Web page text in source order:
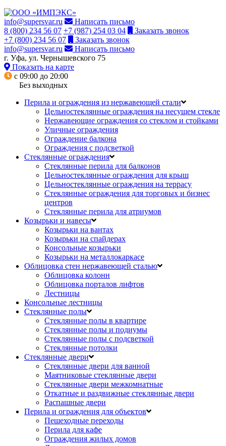
info@supersvar.ru
Написать письмо
8 (800) 234 56 07 +7 (987) 254 03 04
Заказать звонок
+7 (800) 234 56 07
Заказать звонок
info@supersvar.ru
Написать письмо
г. Уфа, ул. Чернышевского 75
Показать на карте
с 09:00 до 20:00
Без выходных
Перила и ограждения из нержавеющей стали
Цельностеклянные ограждения на несущем стекле
Нержавеющие ограждения со стеклом и стойками
Уличные ограждения
Ограждение балкона
Ограждения с подсветкой
Стеклянные ограждения
Стеклянные перила для балконов
Цельностеклянные ограждения для крыш
Цельностеклянные ограждения на террасу
Стеклянные ограждения для торговых и бизнес
центров
Стеклянные перила для атриумов
Козырьки и навесы
Козырьки на вантах
Козырьки на спайдерах
Консольные козырьки
Козырьки на металлокаркасе
Облицовка стен нержавеющей сталью
Облицовка колонн
Облицовка порталов лифтов
Лестницы
Консольные лестницы
Стеклянные полы
Стеклянные полы в квартире
Стеклянные полы и подиумы
Стеклянные полы с подсветкой
Стеклянные потолки
Стеклянные двери
Стеклянные двери для ванной
Маятниковые стеклянные двери
Стеклянные двери межкомнатные
Откатные и раздвижные стеклянные двери
Распашные двери
Перила и ограждения для объектов
Пешеходные переходы
Перила для кафе
Ограждения жилых домов